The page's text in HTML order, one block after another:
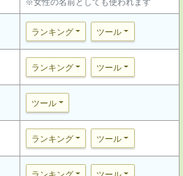
ランキング ツール
ランキング ツール
ツール
ランキング ツール